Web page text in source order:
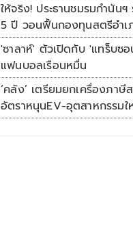
ให้จริง! ประธานชมรมกำนันฯ
5 ปี วอนฟื้นกองทุนสตรีอำเ
'ซาลาห์' ตัวเปิดกับ 'แทร็บซ
แฟนบอลเรือนหมื่น
‘คลัง’ เตรียมยกเครื่องภา
อัตราหนุนEV-อุตสาหกรรม